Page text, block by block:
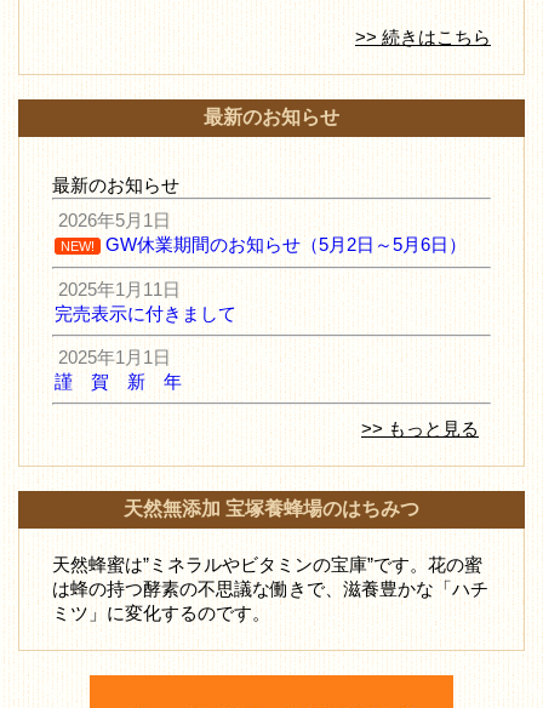
>> 続きはこちら
最新のお知らせ
最新のお知らせ
2026年5月1日
NEW! GW休業期間のお知らせ（5月2日～5月6日）
2025年1月11日
完売表示に付きまして
2025年1月1日
謹 賀 新 年
>> もっと見る
天然無添加 宝塚養蜂場のはちみつ
天然蜂蜜は”ミネラルやビタミンの宝庫”です。花の蜜
は蜂の持つ酵素の不思議な働きで、滋養豊かな「ハチ
ミツ」に変化するのです。